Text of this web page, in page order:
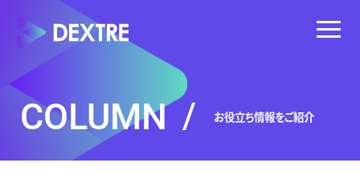
COLUMN / お役立ち情報をご紹介